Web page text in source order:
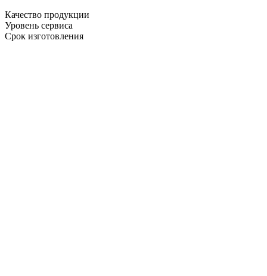
Качество продукции
Уровень сервиса
Срок изготовления